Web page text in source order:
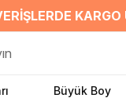
KARGO
Büyük Boy